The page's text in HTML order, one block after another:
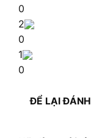
0
2
0
1
0
ĐỂ LẠI